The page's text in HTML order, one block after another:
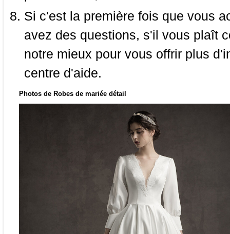
Si c'est la première fois que vous
avez des questions, s'il vous plaît
notre mieux pour vous offrir plus
centre d'aide.
Photos de Robes de mariée détail